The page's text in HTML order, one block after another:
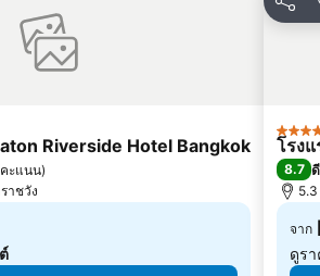
ดรีมเวิลด์
ภูมิ
โปรด
Riverside Hotel Bangkok
คะแนน)
าชวัง
แชร์
5 ดาว
โรงแ
8.7
จาก
ดูร